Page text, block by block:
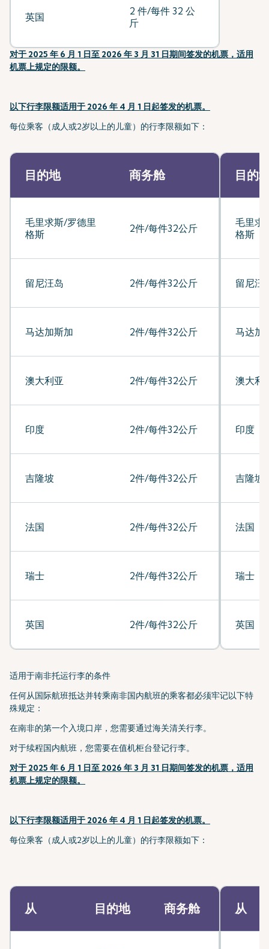
英国
2 件/每件 32 公
斤
对于 2025 年 6 月 1 日至 2026 年 3 月 31 日期间签发的机票，适用
机票上规定的限额。
以下行李限额适用于 2026 年 4 月 1 日起签发的机票。
每位乘客（成人或2岁以上的儿童）的行李限额如下：
目的地 商务舱
毛里求斯/罗德里
格斯
2件/每件32公斤
留尼汪岛 2件/每件32公斤
马达加斯加 2件/每件32公斤
澳大利亚 2件/每件32公斤
印度 2件/每件32公斤
吉隆坡 2件/每件32公斤
法国 2件/每件32公斤
瑞士 2件/每件32公斤
英国 2件/每件32公斤
目的
毛里求
格斯
留尼汪
马达加
澳大利
印度
吉隆坡
法国
瑞士
英国
适用于南非托运行李的条件
任何从国际航班抵达并转乘南非国内航班的乘客都必须牢记以下特
殊规定：
在南非的第一个入境口岸，您需要通过海关清关行李。
对于续程国内航班，您需要在值机柜台登记行李。
对于 2025 年 6 月 1 日至 2026 年 3 月 31 日期间签发的机票，适用
机票上规定的限额。
以下行李限额适用于 2026 年 4 月 1 日起签发的机票。
每位乘客（成人或2岁以上的儿童）的行李限额如下：
从 目的地 商务舱 从